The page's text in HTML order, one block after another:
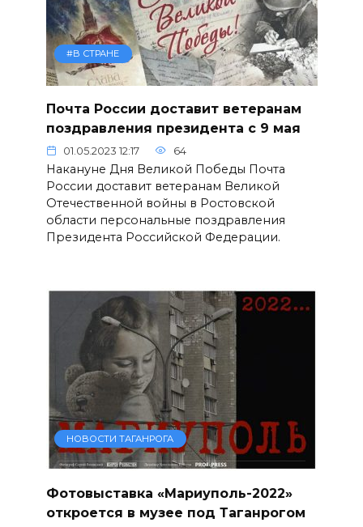
#В СТРАНЕ
Почта России доставит ветеранам
поздравления президента с 9 мая
01.05.2023 12:17 64
Накануне Дня Великой Победы Почта
России доставит ветеранам Великой
Отечественной войны в Ростовской
области персональные поздравления
Президента Российской Федерации.
НОВОСТИ ТАГАНРОГА
Фотовыставка «Мариуполь-2022»
откроется в музее под Таганрогом